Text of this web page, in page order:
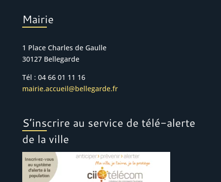
Mairie
1 Place Charles de Gaulle
30127 Bellegarde
Tél : 04 66 01 11 16
mairie.accueil@bellegarde.fr
S’inscrire au service de télé-alerte
de la ville